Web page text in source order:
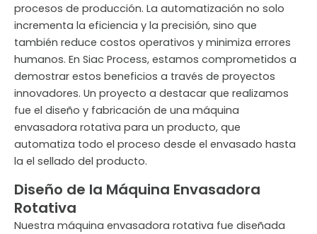
procesos de producción. La automatización no solo
incrementa la eficiencia y la precisión, sino que
también reduce costos operativos y minimiza errores
humanos. En Siac Process, estamos comprometidos a
demostrar estos beneficios a través de proyectos
innovadores. Un proyecto a destacar que realizamos
fue el diseño y fabricación de una máquina
envasadora rotativa para un producto, que
automatiza todo el proceso desde el envasado hasta
la el sellado del producto.
Diseño de la Máquina Envasadora
Rotativa
Nuestra máquina envasadora rotativa fue diseñada